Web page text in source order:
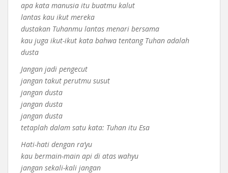
apa kata manusia itu buatmu kalut
lantas kau ikut mereka
dustakan Tuhanmu lantas menari bersama
kau juga ikut-ikut kata bahwa tentang Tuhan adalah
dusta
Jangan jadi pengecut
jangan takut perutmu susut
jangan dusta
jangan dusta
jangan dusta
tetaplah dalam satu kata: Tuhan itu Esa
Hati-hati dengan ra’yu
kau bermain-main api di atas wahyu
jangan sekali-kali jangan